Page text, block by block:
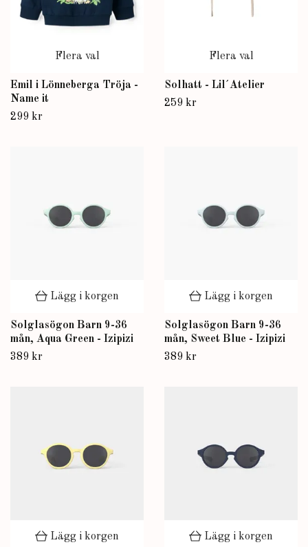
Flera val
Emil i Lönneberga Tröja -
Name it
299 kr
Flera val
Solhatt - Lil´Atelier
259 kr
Lägg i korgen
Solglasögon Barn 9-36
mån, Aqua Green - Izipizi
389 kr
Lägg i korgen
Solglasögon Barn 9-36
mån, Sweet Blue - Izipizi
389 kr
Lägg i korgen Lägg i korgen